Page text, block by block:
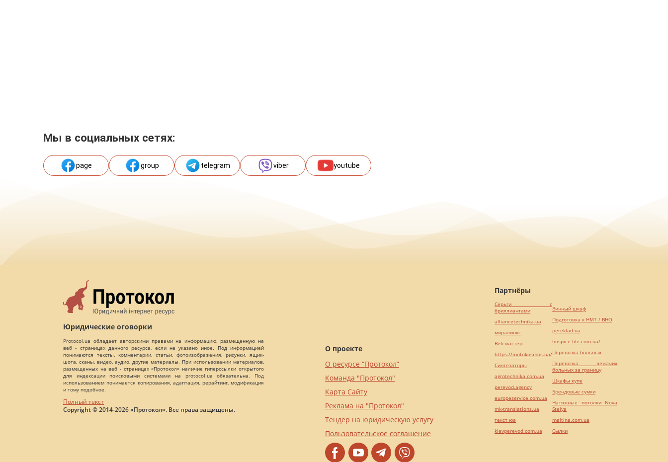
Мы в социальных сетях:
page group telegram viber youtube
Юридические оговорки
Protocol.ua обладает авторскими правами на информацию, размещенную на
веб - страницах данного ресурса, если не указано иное. Под информацией
понимаются тексты, комментарии, статьи, фотоизображения, рисунки, ящик-
шота, сканы, видео, аудио, другие материалы. При использовании материалов,
размещенных на веб - страницах «Протокол» наличие гиперссылки открытого
для индексации поисковыми системами на protocol.ua обязательна. Под
использованием понимается копирования, адаптация, рерайтинг, модификация
и тому подобное.
Полный текст
Copyright © 2014-2026 «Протокол». Все права защищены.
О проекте
О ресурсе “Протокол”
Команда "Протокол"
Карта Сайту
Реклама на "Протокол"
Тендер на юридическую услугу
Пользовательское соглашение
Партнёры
Серьги с
бриллиантами
alliancetechnika.ua
миралинкс
Веб мастер
https://motokosmos.ua/
Синтезаторы
agrotechnika.com.ua
perevod.agency
europeservice.com.ua
mk-translations.ua
текст юа
kievperevod.com.ua
Винный шкаф
Подготовка к НМТ / ВНО
pereklad.ua
hospice-life.com.ua/
Перевозка больных
Перевозка лежачих
больных за границу
Шкафы купе
Брендовые сумки
Натяжные потолки Nova
Stelya
maltina.com.ua
Cылки